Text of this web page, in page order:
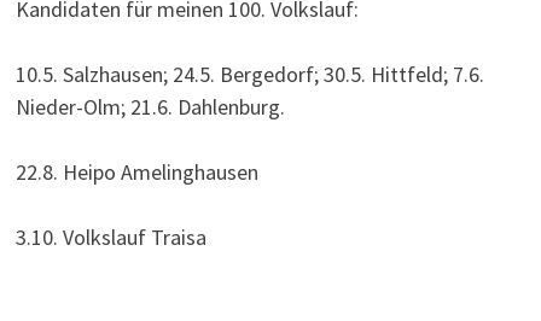
Kandidaten für meinen 100. Volkslauf:
10.5. Salzhausen; 24.5. Bergedorf; 30.5. Hittfeld; 7.6.
Nieder-Olm; 21.6. Dahlenburg.
22.8. Heipo Amelinghausen
3.10. Volkslauf Traisa